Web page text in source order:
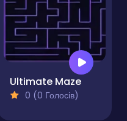
Ultimate Maze
0 (0 Голосів)